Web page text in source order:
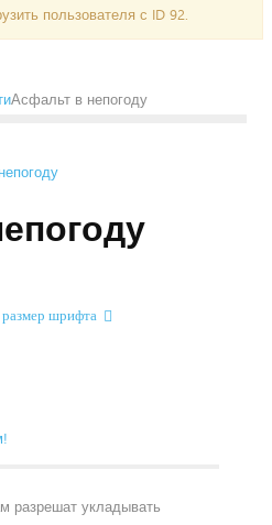
пользователя с ID 92.
Асфальт в непогоду
разрешат укладывать